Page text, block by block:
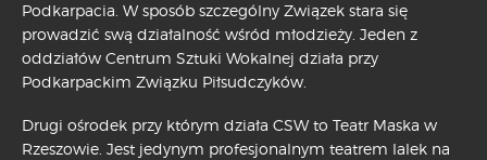
Podkarpacia. W sposób szczególny Związek stara się
prowadzić swą działalność wśród młodzieży. Jeden z
oddziałów Centrum Sztuki Wokalnej działa przy
Podkarpackim Związku Piłsudczyków.
Drugi ośrodek przy którym działa CSW to Teatr Maska w
Rzeszowie. Jest jedynym profesjonalnym teatrem lalek na